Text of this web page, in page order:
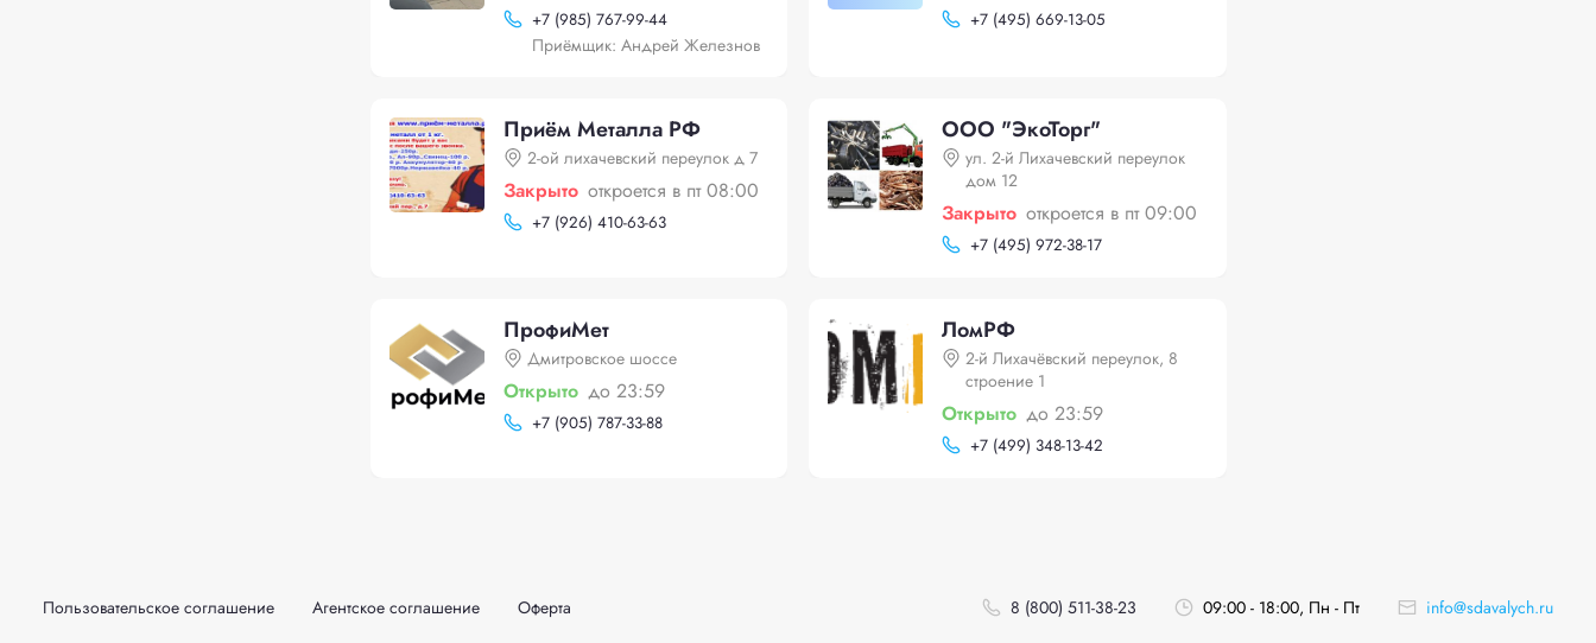
+7 (985) 767-99-44
Приёмщик: Андрей Железнов
+7 (495) 669-13-05
Приём Металла РФ
2-ой лихачевский переулок д 7
Закрыто откроется в пт 08:00
+7 (926) 410-63-63
ООО "ЭкоТорг"
ул. 2-й Лихачевский переулок
дом 12
Закрыто откроется в пт 09:00
+7 (495) 972-38-17
ПрофиМет
Дмитровское шоссе
Открыто до 23:59
+7 (905) 787-33-88
ЛомРФ
2-й Лихачёвский переулок, 8
строение 1
Открыто до 23:59
+7 (499) 348-13-42
Пользовательское соглашение Агентское соглашение Оферта 8 (800) 511-38-23 09:00 - 18:00, Пн - Пт info@sdavalych.ru